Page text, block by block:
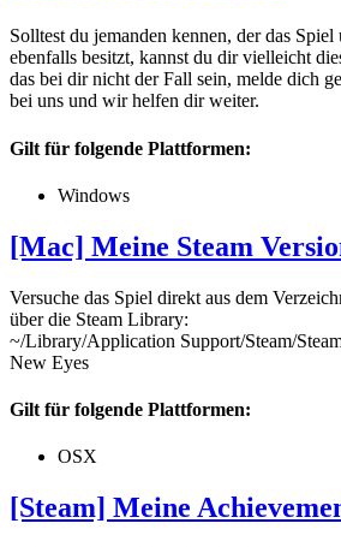
Solltest du jemanden kennen, der das
ebenfalls besitzt, kannst du dir vielleicht
das bei dir nicht der Fall sein, melde dich
bei uns und wir helfen dir weiter.
Gilt für folgende Plattformen:
Windows
[Mac] Meine Steam
Versuche das Spiel direkt aus dem
über die Steam Library:
~/Library/Application Support/Steam/
New Eyes
Gilt für folgende Plattformen:
OSX
[Steam] Meine